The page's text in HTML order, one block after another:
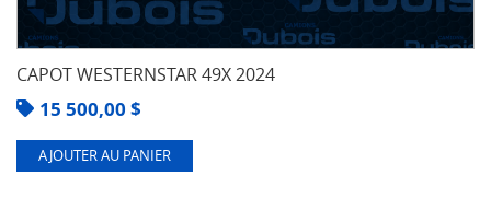
CAPOT WESTERNSTAR 49X 2024
15 500,00 $
AJOUTER AU PANIER